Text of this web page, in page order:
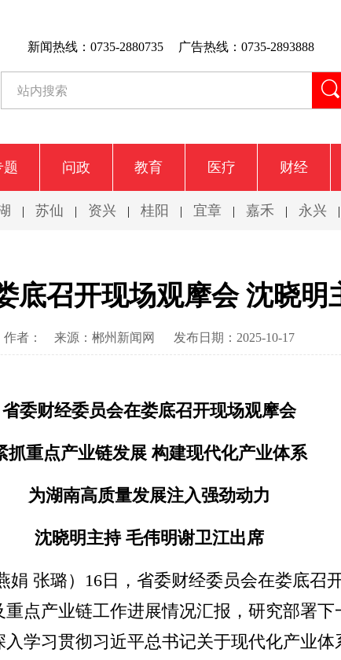
新闻热线：0735-2880735 广告热线：0735-2893888
题 问政 教育 医疗 财经
| 苏仙 | 资兴 | 桂阳 | 宜章 | 嘉禾 | 永兴 |
底召开现场观摩会 沈晓明
作者： 来源：郴州新闻网 发布日期：2025-10-17
省委财经委员会在娄底召开现场观摩会
抓重点产业链发展 构建现代化产业体系
为湖南高质量发展注入强劲动力
沈晓明主持 毛伟明谢卫江出席
娟 张璐）16日，省委财经委员会在娄底
点产业链工作进展情况汇报，研究部署
学习贯彻习近平总书记关于现代化产业